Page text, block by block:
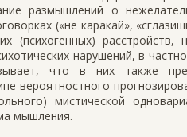
размышлений о
(«не каракай»,
(психогенных) расстройств,
нарушений, в
что в них также
вероятностного
мистической
мышления.